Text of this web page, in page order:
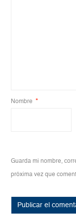
Nombre *
Guarda mi nombre,
próxima vez que